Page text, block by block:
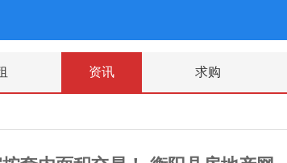
资讯 求购